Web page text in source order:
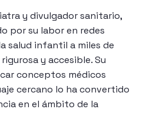
y divulgador sanitario,
por su labor en redes
salud infantil a miles de
y accesible. Su
conceptos médicos
cercano lo ha convertido
en el ámbito de la